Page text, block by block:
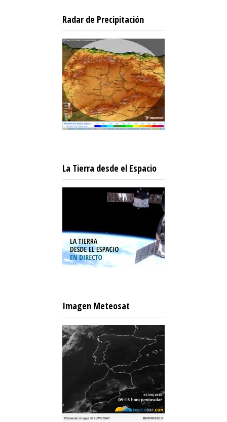
Radar de Precipitación
La Tierra desde el Espacio
Imagen Meteosat